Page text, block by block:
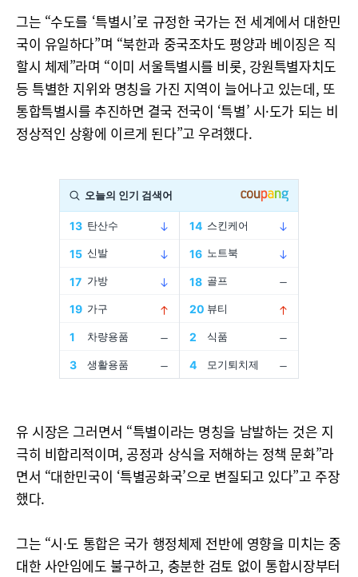
그는 “수도를 ‘특별시’로 규정한 국가는 전 세계에서 대한민
국이 유일하다”며 “북한과 중국조차도 평양과 베이징은 직
할시 체제”라며 “이미 서울특별시를 비롯, 강원특별자치도
등 특별한 지위와 명칭을 가진 지역이 늘어나고 있는데, 또
통합특별시를 추진하면 결국 전국이 ‘특별’ 시·도가 되는 비
정상적인 상황에 이르게 된다”고 우려했다.
유 시장은 그러면서 “특별이라는 명칭을 남발하는 것은 지
극히 비합리적이며, 공정과 상식을 저해하는 정책 문화”라
면서 “대한민국이 ‘특별공화국’으로 변질되고 있다”고 주장
했다.
그는 “시·도 통합은 국가 행정체제 전반에 영향을 미치는 중
대한 사안임에도 불구하고, 충분한 검토 없이 통합시장부터